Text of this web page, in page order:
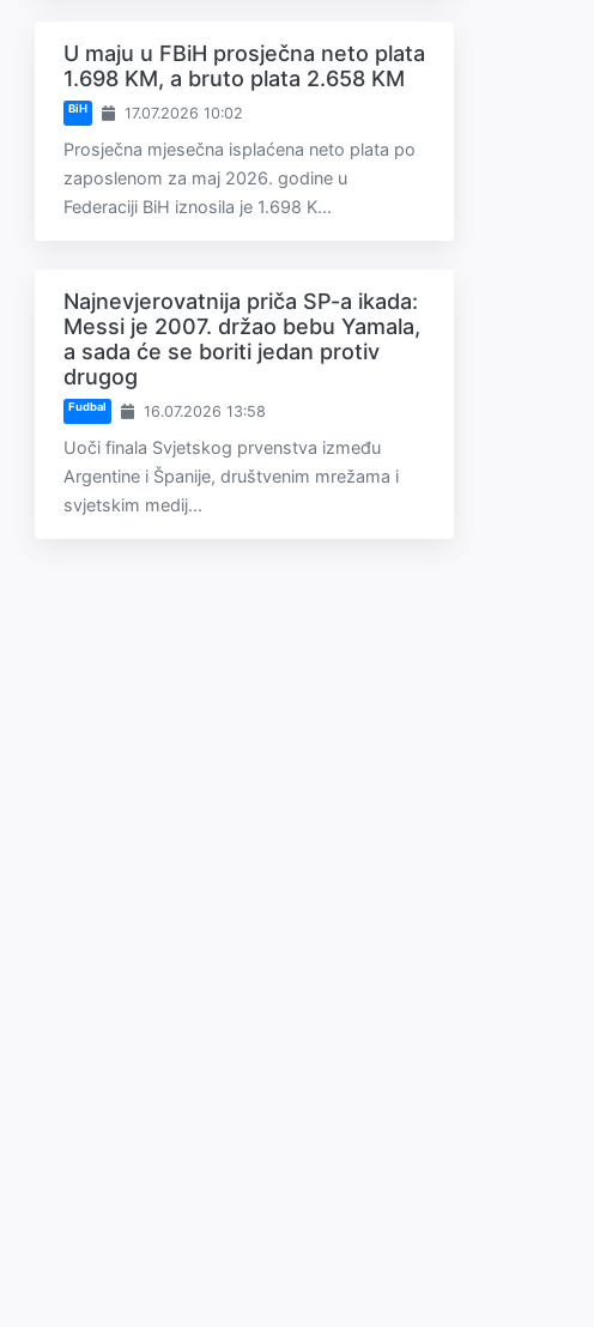
U maju u FBiH prosječna neto plata
1.698 KM, a bruto plata 2.658 KM
BiH 17.07.2026 10:02
Prosječna mjesečna isplaćena neto plata po
zaposlenom za maj 2026. godine u
Federaciji BiH iznosila je 1.698 K...
Najnevjerovatnija priča SP-a ikada:
Messi je 2007. držao bebu Yamala,
a sada će se boriti jedan protiv
drugog
Fudbal 16.07.2026 13:58
Uoči finala Svjetskog prvenstva između
Argentine i Španije, društvenim mrežama i
svjetskim medij...